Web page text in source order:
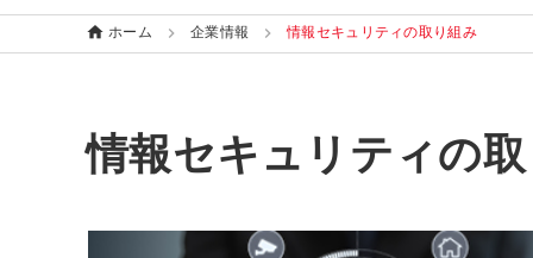
ホーム 企業情報 情報セキュリティの取り組み
情報セキュリティの